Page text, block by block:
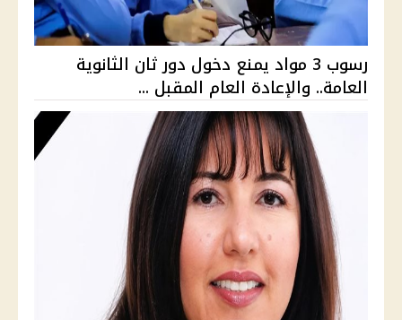
رسوب 3 مواد يمنع دخول دور ثان الثانوية
العامة.. والإعادة العام المقبل ...